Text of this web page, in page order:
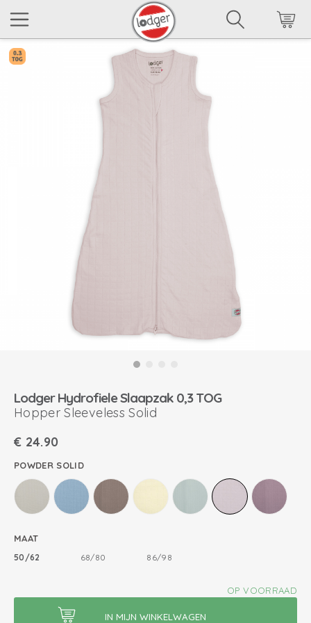
Lodger Hydrofiele Slaapzak 0,3 TOG
Hopper Sleeveless Solid
€ 24.90
POWDER SOLID
MAAT
50/62 68/80 86/98
OP VOORRAAD